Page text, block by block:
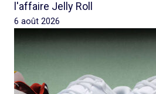
l'affaire Jelly Roll
6 août 2026